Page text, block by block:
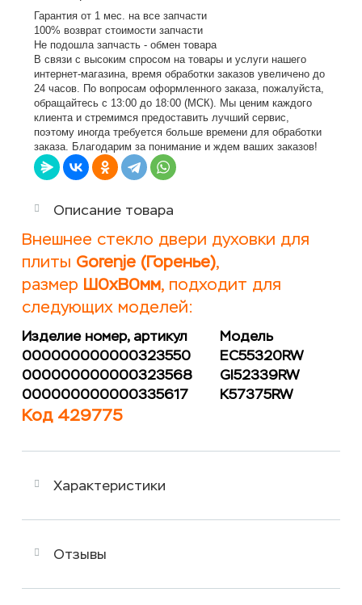
Гарантия от 1 мес. на все запчасти
100% возврат стоимости запчасти
Не подошла запчасть - обмен товара
В связи с высоким спросом на товары и услуги нашего
интернет-магазина, время обработки заказов увеличено до
24 часов. По вопросам оформленного заказа, пожалуйста,
обращайтесь с 13:00 до 18:00 (МСК). Мы ценим каждого
клиента и стремимся предоставить лучший сервис,
поэтому иногда требуется больше времени для обработки
заказа. Благодарим за понимание и ждем ваших заказов!
Описание товара
Внешнее стекло двери духовки для
плиты Gorenje (Горенье),
размер Ш0хВ0мм, подходит для
следующих моделей:
Изделие номер, артикул
Модель
000000000000323550
EC55320RW
000000000000323568
GI52339RW
000000000000335617
K57375RW
Код 429775
Характеристики
Отзывы